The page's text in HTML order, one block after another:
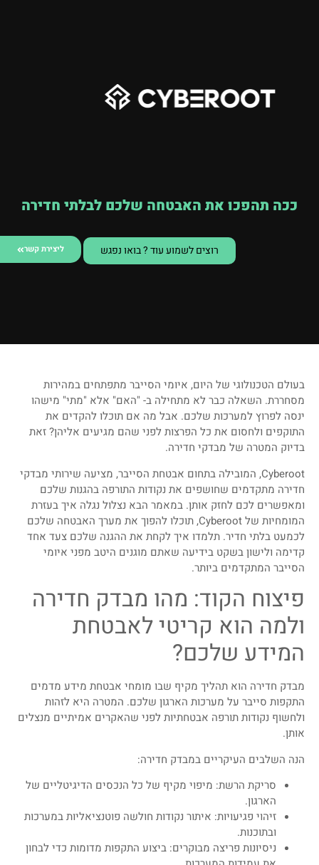
ליצירת קשר
ככה תהפכו את האבטחה שלכם לבלתי חדירה
רוצים לשמוע עוד ? בואו נפגש
בעולם הטכנולוגי של היום, איומי הסייבר מתפתחים במהירות
מסחררת. השאלה כבר לא מתחילה ב- "האם" אלא "מתי" מישהו
ינסה לפרוץ למערכות שלכם. אבל מה אם תוכלו להקדים את
התוקפים ולחסום את כל הפרצות לפני שהם מגיעים אליהן? זאת
בדיוק המטרה של מבדקי חדירה.
Cyberoot, המובילה בתחום אבטחת הסייבר, מציעה שירותי מבדקי
חדירה מתקדמים שחושפים את נקודות התורפה בהגנות שלכם
ומאפשרים לכם לחזק אותן. במאמר הבא נצלול נגלה איך בעזרת
המומחיות של Cyberoot, תוכלו להפוך את מערך האבטחה שלכם
לכמעט בלתי חדיר. תלמדו איך לקחת את ההגנה שלכם צעד אחד
קדימה ולישון בשקט בידיעה שאתם מוגנים היטב מפני איומי
הסייבר המתקדמים ביותר.
פיצוח הקוד: מהו מבדק חדירה
ולמה הוא קריטי לאבטחת
המידע שלכם?
מבדק חדירה הוא תהליך מקיף שבו מומחי אבטחת מידע מדמים
התקפות סייבר על מערכות הארגון שלכם. המטרה היא לזהות
ולחשוף נקודות תורפה אבטחתיות לפני שהאקרים אמיתיים מנצלים
אותן.
הנה השלבים העיקריים במבדק חדירה:
סריקת הרשת: מיפוי מקיף של כל הנכסים הדיגיטליים של
הארגון.
זיהוי פגיעויות: איתור נקודות חולשה פוטנציאליות במערכות
ובתוכנות.
ניסיונות פריצה מבוקרים: ביצוע התקפות מדומות כדי לבחון